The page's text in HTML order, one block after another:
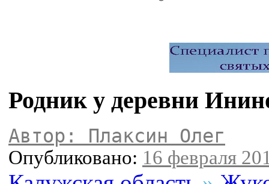
Родник у деревни
Автор: Плаксин Олег
Опубликовано: 16 февраля